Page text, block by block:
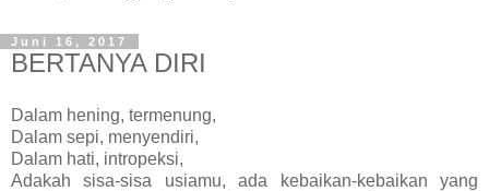
Juni 16, 2017
BERTANYA DIRI
Dalam hening, termenung,
Dalam sepi, menyendiri,
Dalam hati, intropeksi,
Adakah sisa-sisa usiamu, ada kebaikan-kebaikan yang